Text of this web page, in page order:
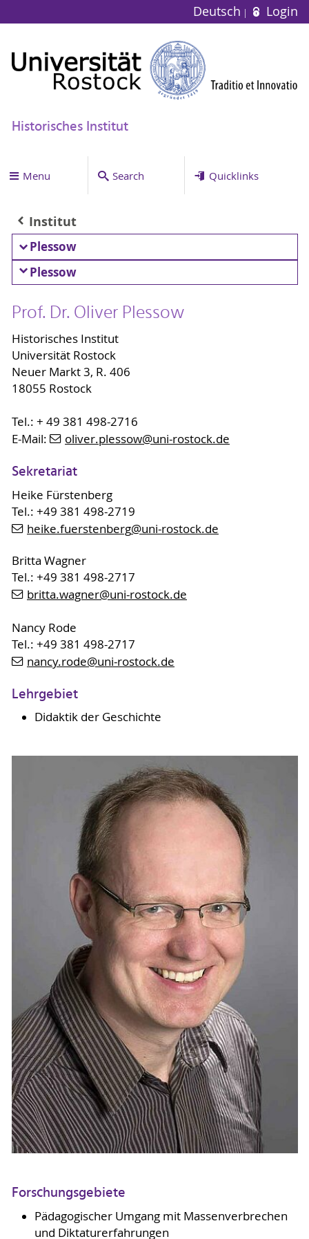
Deutsch Login
Historisches Institut
Menu Search Quicklinks
Institut
Plessow
Plessow
Prof. Dr. Oliver Plessow
Historisches Institut
Universität Rostock
Neuer Markt 3, R. 406
18055 Rostock
Tel.: + 49 381 498-2716
E-Mail:
oliver.plessow@uni-rostock.de
Sekretariat
Heike Fürstenberg
Tel.: +49 381 498-2719
heike.fuerstenberg@uni-rostock.de
Britta Wagner
Tel.: +49 381 498-2717
britta.wagner@uni-rostock.de
Nancy Rode
Tel.: +49 381 498-2717
nancy.rode@uni-rostock.de
Lehrgebiet
Didaktik der Geschichte
Forschungsgebiete
Pädagogischer Umgang mit Massenverbrechen
und Diktaturerfahrungen